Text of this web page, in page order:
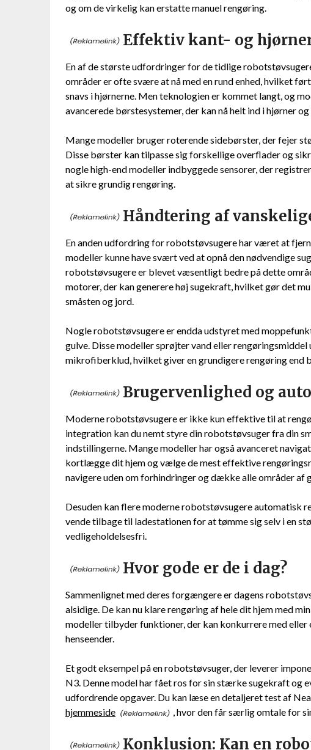
og om de virkelig kan erstatte manuel rengøring.
Effektiv kant- og
En af de største udfordringer for de tidlige
områder er ofte svære at nå med en rund enhed, hvilket
snavs i hjørnerne. Men teknologien er kommet langt, og
avancerede børstesystemer, der kan nå helt ind i hjørner
Mange modeller bruger roterende sidebørster, der fejer
Disse børster kan tilpasse sig forskellige overflader og
nogle high-end modeller indbyggede sensorer, der
at sikre grundig rengøring.
Håndtering af
En anden udfordring for robotstøvsugere har været at
modeller kunne have svært ved at opnå den nødvendige
robotstøvsugere er blevet væsentligt bedre på dette
motorer, der kan generere høj sugekraft, hvilket gør det
småsten og jord.
Nogle robotstøvsugere er endda udstyret med
gulve. Disse modeller sprøjter vand eller
mikrofiberklud, hvilket giver en grundigere rengøring end
Brugervenlighed og
Moderne robotstøvsugere er ikke kun effektive til at
integration kan du nemt styre din robotstøvsuger fra din
indstillingerne. Mange modeller har også avanceret
kortlægge dit hjem og vælge de mest effektive
navigere uden om forhindringer og dække alle områder af
Desuden kan flere moderne robotstøvsugere automatisk
vende tilbage til ladestationen for at tømme sig selv i en
vedligeholdelsesfri.
Hvor gode er de i dag?
Sammenlignet med deres forgængere er dagens
alsidige. De kan nu klare rengøring af hele dit hjem med
modeller tilbyder funktioner, der kan konkurrere med
henseender.
Et godt eksempel på en robotstøvsuger, der leverer
N3. Denne model har fået ros for sin stærke sugekraft og
udfordrende opgaver. Du kan læse en detaljeret test af
hjemmeside
, hvor den får særlig omtale for
Konklusion: Kan en